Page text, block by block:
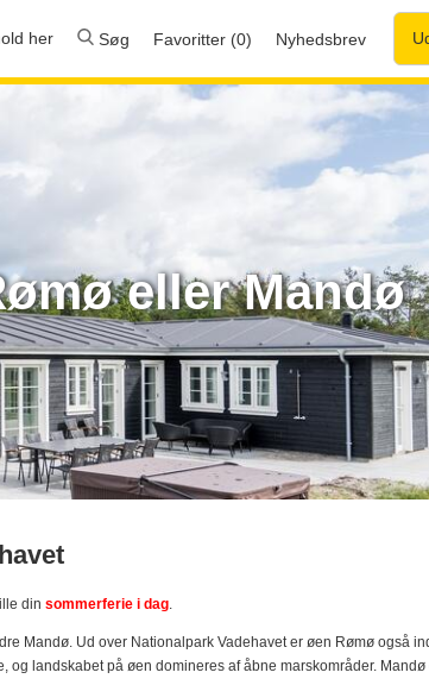
her Søg Favoritter (0) Nyhedsbrev
eller Mandø
din sommerferie i dag.
Mandø. Ud over Nationalpark Vadehavet er øen Rømø også
landskabet på øen domineres af åbne marskområder. Mandø